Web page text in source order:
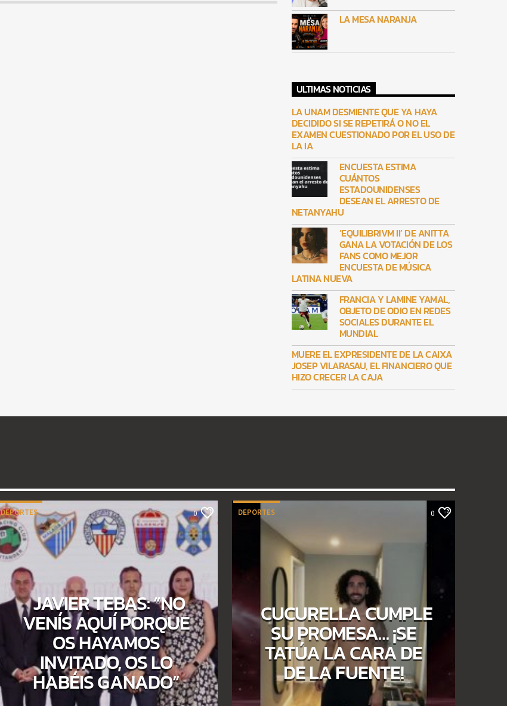
LA MESA NARANJA
ULTIMAS NOTICIAS
LA UNAM DESMIENTE QUE YA HAYA
DECIDIDO SI SE REPETIRÁ O NO EL
EXAMEN CUESTIONADO POR EL USO DE
LA IA
ENCUESTA ESTIMA
CUÁNTOS
ESTADOUNIDENSES
DESEAN EL ARRESTO DE
NETANYAHU
‘EQUILIBRIVM II’ DE ANITTA
GANA LA VOTACIÓN DE LOS
FANS COMO MEJOR
ENCUESTA DE MÚSICA
LATINA NUEVA
FRANCIA Y LAMINE YAMAL,
OBJETO DE ODIO EN REDES
SOCIALES DURANTE EL
MUNDIAL
MUERE EL EXPRESIDENTE DE LA CAIXA
JOSEP VILARASAU, EL FINANCIERO QUE
HIZO CRECER LA CAJA
DEPORTES 0
JAVIER TEBAS: “NO
VENÍS AQUÍ PORQUE
OS HAYAMOS
INVITADO, OS LO
HABÉIS GANADO”
DEPORTES 0
CUCURELLA CUMPLE
SU PROMESA… ¡SE
TATÚA LA CARA DE
DE LA FUENTE!